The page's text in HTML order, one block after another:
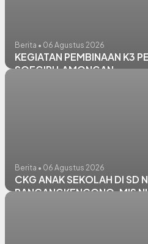
Berita • 06 Agustus 2026
KEGIATAN PEMBINAAN K3
SOEGIRI LAMONGAN
Berita • 06 Agustus 2026
CKG ANAK SEKOLAH DI SD
RANCANGKENCONO, MIS